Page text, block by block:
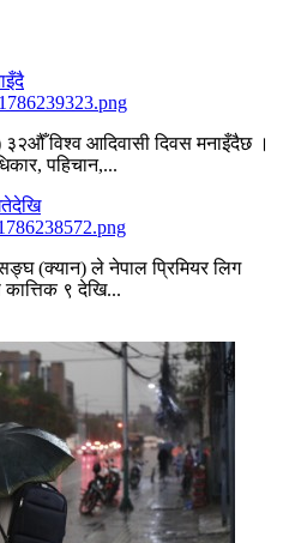
विश्व आदिवासी दिवस मनाइँदैछ ।
पहिचान,...
(क्यान) ले नेपाल प्रिमियर लिग
९ देखि...